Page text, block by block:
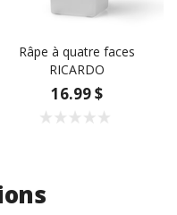
Râpe à quatre faces
RICARDO
16.99 $